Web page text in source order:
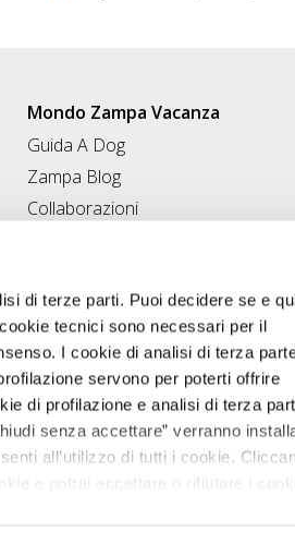
di terze parti. Puoi decidere se e
tecnici sono necessari per il
I cookie di analisi di terza
servono per poterti offrire
di profilazione e analisi di terza
senza accettare” verranno
all’utilizzo di tutti i cookie.
e potrai accettare o rifiutare i
Mondo Zampa Vacanza
Guida A Dog
Zampa Blog
Collaborazioni